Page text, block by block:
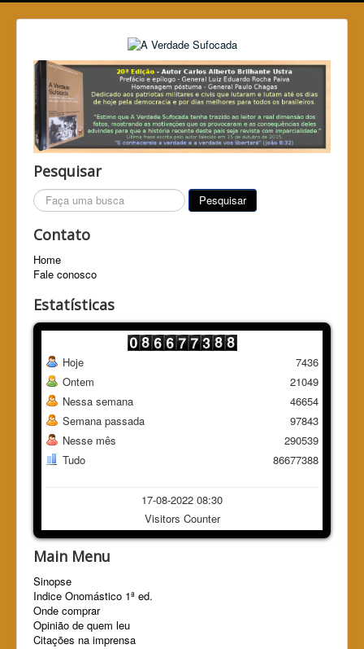
Pesquisar
Pesquisar... Pesquisar
Contato
Home
Fale conosco
Estatísticas
Hoje
Ontem
Nessa semana
Semana passada
Nesse mês
Tudo
7436
21049
46654
97843
290539
86677388
17-08-2022 08:30
Visitors Counter
Main Menu
Sinopse
Indice Onomástico 1ª ed.
Onde comprar
Opinião de quem leu
Citações na imprensa